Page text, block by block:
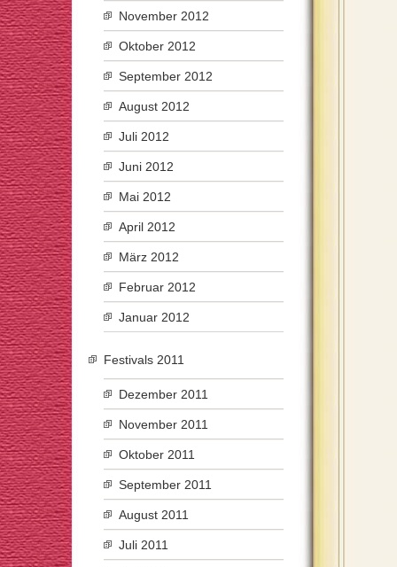
November 2012
Oktober 2012
September 2012
August 2012
Juli 2012
Juni 2012
Mai 2012
April 2012
März 2012
Februar 2012
Januar 2012
Festivals 2011
Dezember 2011
November 2011
Oktober 2011
September 2011
August 2011
Juli 2011